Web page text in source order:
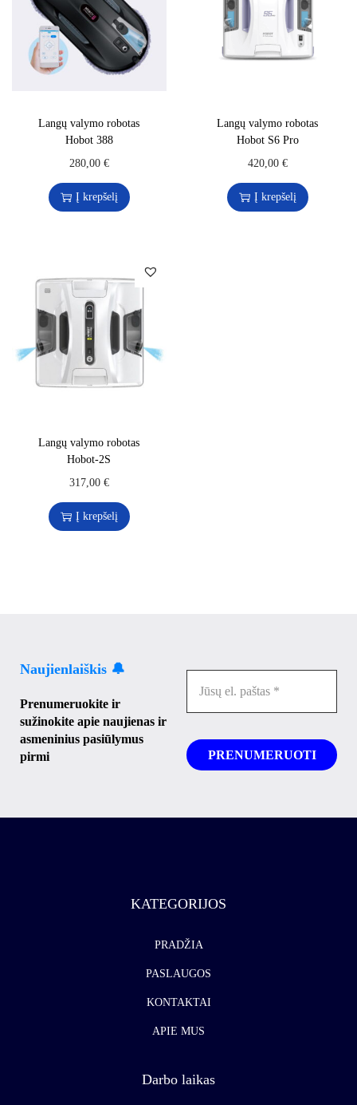
Langų valymo robotas
Hobot 388
280,00 €
Į krepšelį
Langų valymo robotas
Hobot S6 Pro
420,00 €
Į krepšelį
Langų valymo robotas
Hobot-2S
317,00 €
Į krepšelį
Naujienlaiškis 🔔
Prenumeruokite ir
sužinokite apie naujienas ir
asmeninius pasiūlymus
pirmi
KATEGORIJOS
PRADŽIA
PASLAUGOS
KONTAKTAI
APIE MUS
Darbo laikas